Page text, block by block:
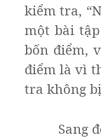
kiểm tra,
một bài
bốn điểm,
điểm là vì
tra không
Sang